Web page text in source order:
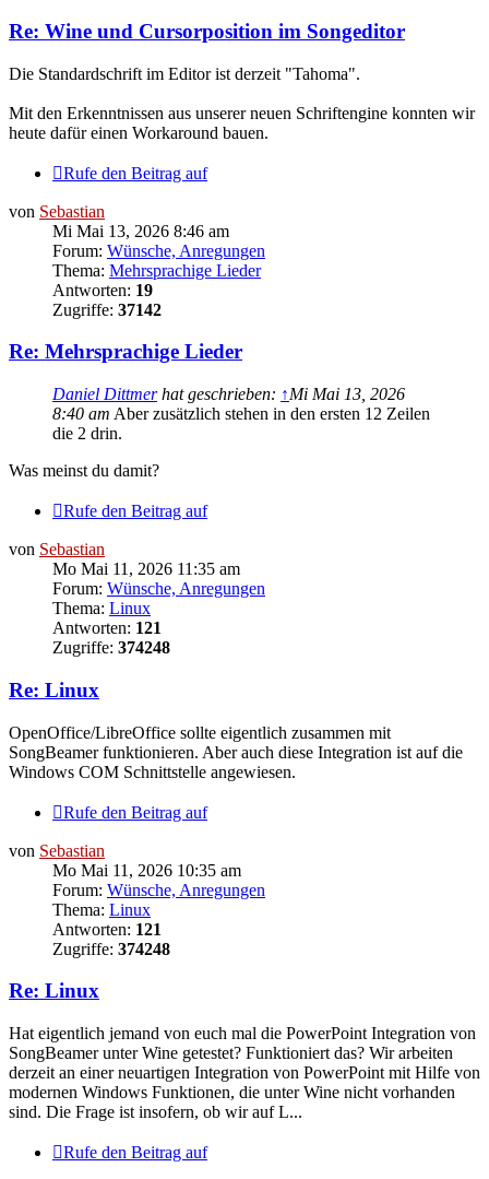
Re: Wine und Cursorposition im Songeditor
Die Standardschrift im Editor ist derzeit "Tahoma".
Mit den Erkenntnissen aus unserer neuen Schriftengine konnten wir
heute dafür einen Workaround bauen.
Rufe den Beitrag auf
von Sebastian
Mi Mai 13, 2026 8:46 am
Forum: Wünsche, Anregungen
Thema: Mehrsprachige Lieder
Antworten: 19
Zugriffe: 37142
Re: Mehrsprachige Lieder
Daniel Dittmerhat geschrieben: ↑Mi Mai 13, 2026
8:40 am Aber zusätzlich stehen in den ersten 12 Zeilen
die 2 drin.
Was meinst du damit?
Rufe den Beitrag auf
von Sebastian
Mo Mai 11, 2026 11:35 am
Forum: Wünsche, Anregungen
Thema: Linux
Antworten: 121
Zugriffe: 374248
Re: Linux
OpenOffice/LibreOffice sollte eigentlich zusammen mit
SongBeamer funktionieren. Aber auch diese Integration ist auf die
Windows COM Schnittstelle angewiesen.
Rufe den Beitrag auf
von Sebastian
Mo Mai 11, 2026 10:35 am
Forum: Wünsche, Anregungen
Thema: Linux
Antworten: 121
Zugriffe: 374248
Re: Linux
Hat eigentlich jemand von euch mal die PowerPoint Integration von
SongBeamer unter Wine getestet? Funktioniert das? Wir arbeiten
derzeit an einer neuartigen Integration von PowerPoint mit Hilfe von
modernen Windows Funktionen, die unter Wine nicht vorhanden
sind. Die Frage ist insofern, ob wir auf L...
Rufe den Beitrag auf